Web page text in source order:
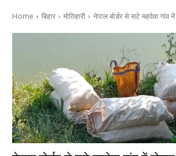
Home बिहार मोतिहारी नेपाल बोर्डर से सटे महदेवा गांव